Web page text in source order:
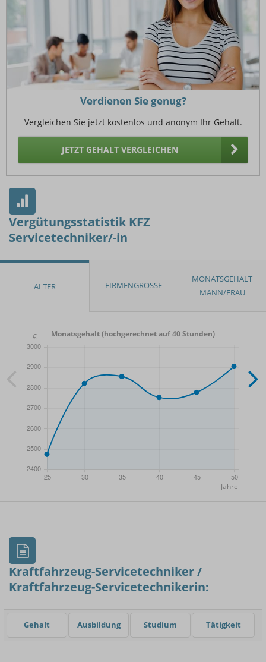
Verdienen Sie genug?
Vergleichen Sie jetzt kostenlos und anonym Ihr Gehalt.
JETZT GEHALT VERGLEICHEN
Vergütungsstatistik KFZ
Servicetechniker/-in
Monatsgehalt (hochgerechnet auf 40 Stunden)
Einsteigerin / Einsteiger
Kraftfahrzeug-Servicetechniker /
Kraftfahrzeug-Servicetechnikerin:
Gehalt Ausbildung Studium Tätigkeit